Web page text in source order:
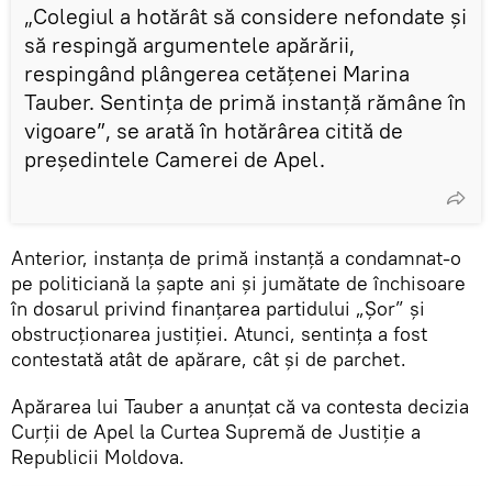
„Colegiul a hotărât să considere nefondate și
să respingă argumentele apărării,
respingând plângerea cetățenei Marina
Tauber. Sentința de primă instanță rămâne în
vigoare”, se arată în hotărârea citită de
președintele Camerei de Apel.
Anterior, instanța de primă instanță a condamnat-o
pe politiciană la șapte ani și jumătate de închisoare
în dosarul privind finanțarea partidului „Șor” și
obstrucționarea justiției. Atunci, sentința a fost
contestată atât de apărare, cât și de parchet.
Apărarea lui Tauber a anunțat că va contesta decizia
Curții de Apel la Curtea Supremă de Justiție a
Republicii Moldova.